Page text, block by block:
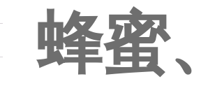
蜂蜜